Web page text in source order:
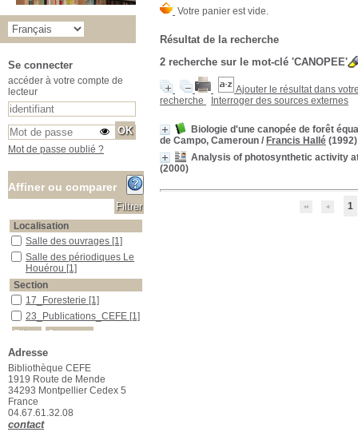
Résultat de la recherche
2 recherche sur le mot-clé 'CANOPEE'
Ajouter le résultat dans
recherche
Interroger des sources externes
Biologie d'une canopée de forêt
de Campo, Cameroun / Francis Hallé (1992)
Analysis of photosynthetic activity
(2000)
1
Se connecter
accéder à votre compte de
lecteur
Mot de passe oublié ?
Affiner ou comparer
Localisation
Salle des ouvrages
Salle des ouvrages [1]
Salle des périodiques Le Houérou
Salle des périodiques Le
Houérou [1]
Section
17_Foresterie
17_Foresterie [1]
23_Publications_CEFE
23_Publications_CEFE [1]
Adresse
Bibliothèque CEFE
1919 Route de Mende
34293 Montpellier Cedex 5
France
04.67.61.32.08
contact